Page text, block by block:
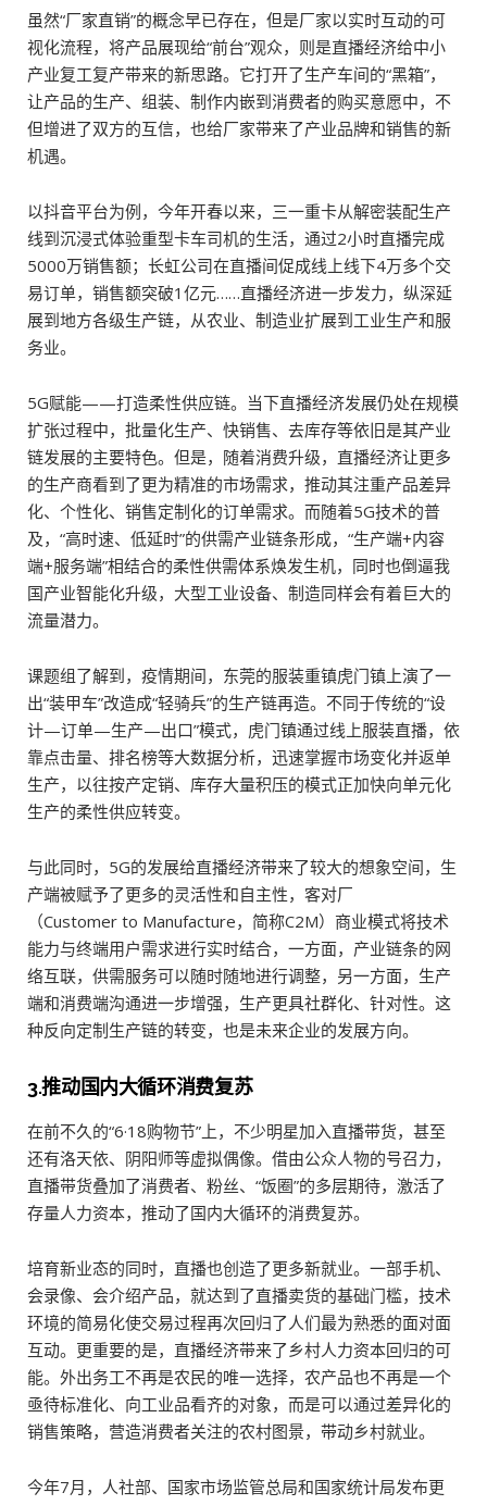
虽然“厂家直销”的概念早已存在，但是厂家以实时互动的可
视化流程，将产品展现给“前台”观众，则是直播经济给中小
产业复工复产带来的新思路。它打开了生产车间的“黑箱”，
让产品的生产、组装、制作内嵌到消费者的购买意愿中，不
但增进了双方的互信，也给厂家带来了产业品牌和销售的新
机遇。
以抖音平台为例，今年开春以来，三一重卡从解密装配生产
线到沉浸式体验重型卡车司机的生活，通过2小时直播完成
5000万销售额；长虹公司在直播间促成线上线下4万多个交
易订单，销售额突破1亿元……直播经济进一步发力，纵深延
展到地方各级生产链，从农业、制造业扩展到工业生产和服
务业。
5G赋能——打造柔性供应链。当下直播经济发展仍处在规模
扩张过程中，批量化生产、快销售、去库存等依旧是其产业
链发展的主要特色。但是，随着消费升级，直播经济让更多
的生产商看到了更为精准的市场需求，推动其注重产品差异
化、个性化、销售定制化的订单需求。而随着5G技术的普
及，“高时速、低延时”的供需产业链条形成，“生产端+内容
端+服务端”相结合的柔性供需体系焕发生机，同时也倒逼我
国产业智能化升级，大型工业设备、制造同样会有着巨大的
流量潜力。
课题组了解到，疫情期间，东莞的服装重镇虎门镇上演了一
出“装甲车”改造成“轻骑兵”的生产链再造。不同于传统的“设
计—订单—生产—出口”模式，虎门镇通过线上服装直播，依
靠点击量、排名榜等大数据分析，迅速掌握市场变化并返单
生产，以往按产定销、库存大量积压的模式正加快向单元化
生产的柔性供应转变。
与此同时，5G的发展给直播经济带来了较大的想象空间，生
产端被赋予了更多的灵活性和自主性，客对厂
（Customer to Manufacture，简称C2M）商业模式将技术
能力与终端用户需求进行实时结合，一方面，产业链条的网
络互联，供需服务可以随时随地进行调整，另一方面，生产
端和消费端沟通进一步增强，生产更具社群化、针对性。这
种反向定制生产链的转变，也是未来企业的发展方向。
3.推动国内大循环消费复苏
在前不久的“6·18购物节”上，不少明星加入直播带货，甚至
还有洛天依、阴阳师等虚拟偶像。借由公众人物的号召力，
直播带货叠加了消费者、粉丝、“饭圈”的多层期待，激活了
存量人力资本，推动了国内大循环的消费复苏。
培育新业态的同时，直播也创造了更多新就业。一部手机、
会录像、会介绍产品，就达到了直播卖货的基础门槛，技术
环境的简易化使交易过程再次回归了人们最为熟悉的面对面
互动。更重要的是，直播经济带来了乡村人力资本回归的可
能。外出务工不再是农民的唯一选择，农产品也不再是一个
亟待标准化、向工业品看齐的对象，而是可以通过差异化的
销售策略，营造消费者关注的农村图景，带动乡村就业。
今年7月，人社部、国家市场监管总局和国家统计局发布更